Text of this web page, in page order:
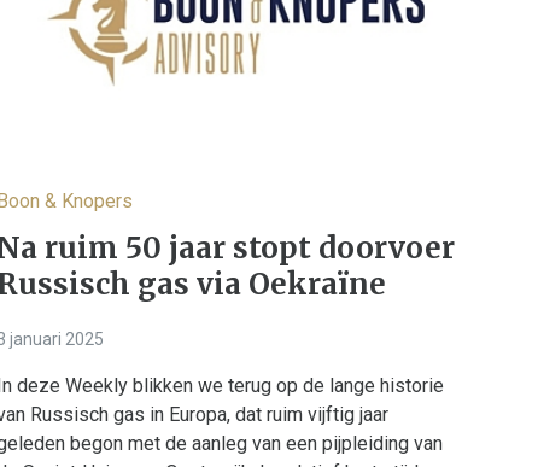
& Knopers
ruim 50 jaar stopt doorvoer
gas via Oekraïne
januari 2025
deze Weekly blikken we terug op de lange historie
Russisch gas in Europa, dat ruim vijftig jaar
begon met de aanleg van een pijpleiding van